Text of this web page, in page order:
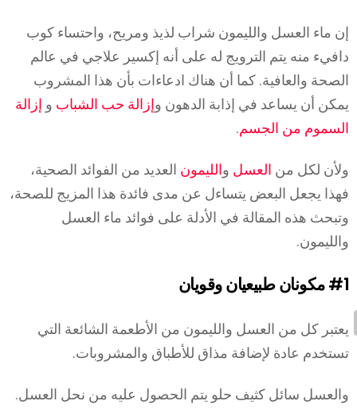
إن ماء العسل والليمون شراب لذيذ ومريح، واحتساء كوب
دافيء منه يتم الترويج له على أنه إكسير علاجي في عالم
الصحة والعافية. كما أن هناك ادعاءات بأن هذا المشروب
يمكن أن يساعد في إذابة الدهون وإزالة حب الشباب و إزالة
السموم من الجسم.
ولأن لكل من العسل والليمون العديد من الفوائد الصحية،
فهذا يجعل البعض يتساءل عن مدى فائدة هذا المزيج للصحة،
وتبحث هذه المقالة في الأدلة على فوائد ماء العسل
والليمون.
#1مكونان طبيعيان وقويان
يعتبر كل من العسل والليمون من الأطعمة الشائعة التي
تستخدم عادة لإضافة مذاق للأطباق والمشروبات.
والعسل سائل كثيف حلو يتم الحصول عليه من نحل العسل.